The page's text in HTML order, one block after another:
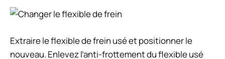
Extraire le flexible de frein usé et positionner le
nouveau. Enlevez l’anti-frottement du flexible usé